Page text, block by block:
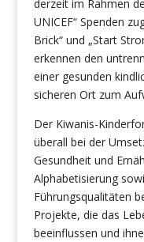
derzeit im Rahmen
UNICEF“ Spenden
Brick“ und „Start
erkennen den
einer gesunden
sicheren Ort zum
Der Kiwanis-
überall bei der
Gesundheit und
Alphabetisierung
Führungsqualitäten
Projekte, die das
beeinflussen und